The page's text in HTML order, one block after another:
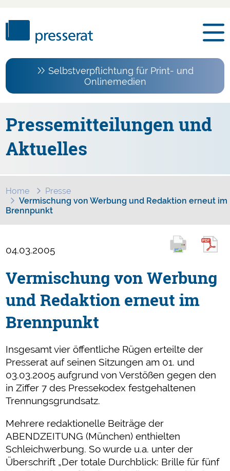
Selbstverpflichtung für Print- und
Onlinemedien
Pressemitteilungen und
Aktuelles
Home
Presse
Vermischung von Werbung und Redaktion erneut im
Brennpunkt
04.03.2005
Vermischung von Werbung
und Redaktion erneut im
Brennpunkt
Insgesamt vier öffentliche Rügen erteilte der
Presserat auf seinen Sitzungen am 01. und
03.03.2005 aufgrund von Verstößen gegen den
in Ziffer 7 des Pressekodex festgehaltenen
Trennungsgrundsatz.
Mehrere redaktionelle Beiträge der
ABENDZEITUNG (München) enthielten
Schleichwerbung. So wurde u.a. unter der
Überschrift „Der totale Durchblick: Brille für fünf